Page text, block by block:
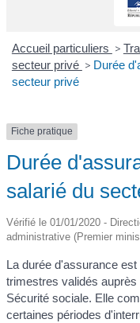
Accueil particuliers >
secteur privé > Durée
secteur privé
Fiche pratique
Durée
salarié du
Vérifié le 01/01/2020 -
administrative (Premier
La durée d'assurance
trimestres validés
Sécurité sociale. Elle
certaines périodes